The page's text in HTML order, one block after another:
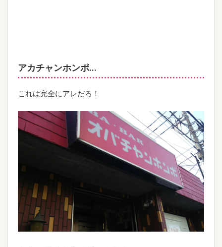
アカチャンホンポ…
これは完全にアレだろ！